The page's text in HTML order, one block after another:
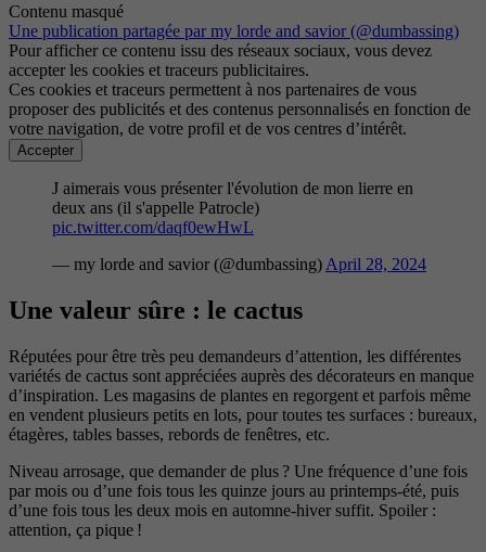
Contenu masqué
Une publication partagée par my lorde and savior (@dumbassing)
Pour afficher ce contenu issu des réseaux sociaux, vous devez
accepter les cookies et traceurs publicitaires.
Ces cookies et traceurs permettent à nos partenaires de vous
proposer des publicités et des contenus personnalisés en fonction de
votre navigation, de votre profil et de vos centres d’intérêt.
Accepter
J aimerais vous présenter l'évolution de mon lierre en
deux ans (il s'appelle Patrocle)
pic.twitter.com/daqf0ewHwL
— my lorde and savior (@dumbassing) April 28, 2024
Une valeur sûre : le cactus
Réputées pour être très peu demandeurs d’attention, les différentes
variétés de cactus sont appréciées auprès des décorateurs en manque
d’inspiration. Les magasins de plantes en regorgent et parfois même
en vendent plusieurs petits en lots, pour toutes tes surfaces : bureaux,
étagères, tables basses, rebords de fenêtres, etc.
Niveau arrosage, que demander de plus ? Une fréquence d’une fois
par mois ou d’une fois tous les quinze jours au printemps-été, puis
d’une fois tous les deux mois en automne-hiver suffit. Spoiler :
attention, ça pique !